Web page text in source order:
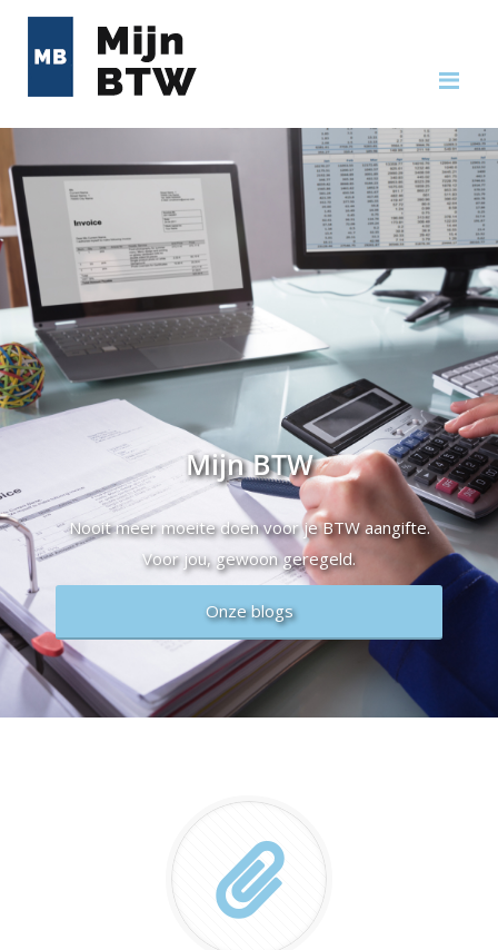
Mijn BTW
Nooit meer moeite doen voor je BTW aangifte.
Voor jou, gewoon geregeld.
Onze blogs